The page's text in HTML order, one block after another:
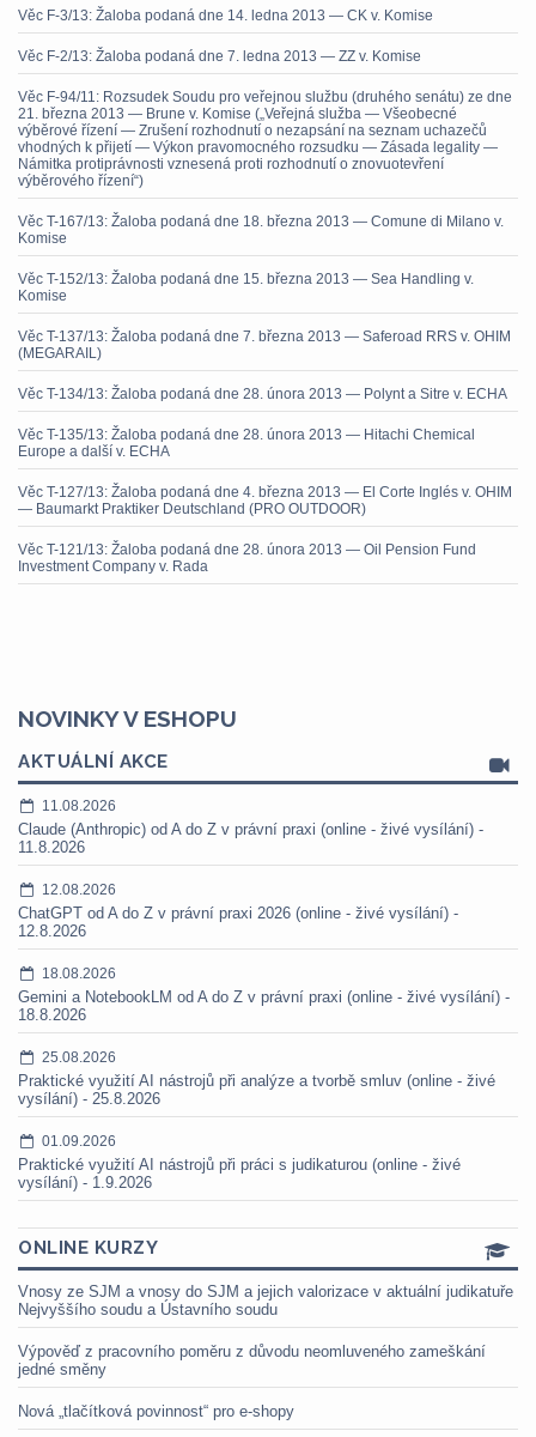
Věc F-3/13: Žaloba podaná dne 14. ledna 2013 — CK v. Komise
Věc F-2/13: Žaloba podaná dne 7. ledna 2013 — ZZ v. Komise
Věc F-94/11: Rozsudek Soudu pro veřejnou službu (druhého senátu) ze dne
21. března 2013 — Brune v. Komise („Veřejná služba — Všeobecné
výběrové řízení — Zrušení rozhodnutí o nezapsání na seznam uchazečů
vhodných k přijetí — Výkon pravomocného rozsudku — Zásada legality —
Námitka protiprávnosti vznesená proti rozhodnutí o znovuotevření
výběrového řízení“)
Věc T-167/13: Žaloba podaná dne 18. března 2013 — Comune di Milano v.
Komise
Věc T-152/13: Žaloba podaná dne 15. března 2013 — Sea Handling v.
Komise
Věc T-137/13: Žaloba podaná dne 7. března 2013 — Saferoad RRS v. OHIM
(MEGARAIL)
Věc T-134/13: Žaloba podaná dne 28. února 2013 — Polynt a Sitre v. ECHA
Věc T-135/13: Žaloba podaná dne 28. února 2013 — Hitachi Chemical
Europe a další v. ECHA
Věc T-127/13: Žaloba podaná dne 4. března 2013 — El Corte Inglés v. OHIM
— Baumarkt Praktiker Deutschland (PRO OUTDOOR)
Věc T-121/13: Žaloba podaná dne 28. února 2013 — Oil Pension Fund
Investment Company v. Rada
NOVINKY V ESHOPU
AKTUÁLNÍ AKCE
11.08.2026
Claude (Anthropic) od A do Z v právní praxi (online - živé vysílání) -
11.8.2026
12.08.2026
ChatGPT od A do Z v právní praxi 2026 (online - živé vysílání) -
12.8.2026
18.08.2026
Gemini a NotebookLM od A do Z v právní praxi (online - živé vysílání) -
18.8.2026
25.08.2026
Praktické využití AI nástrojů při analýze a tvorbě smluv (online - živé
vysílání) - 25.8.2026
01.09.2026
Praktické využití AI nástrojů při práci s judikaturou (online - živé
vysílání) - 1.9.2026
ONLINE KURZY
Vnosy ze SJM a vnosy do SJM a jejich valorizace v aktuální judikatuře
Nejvyššího soudu a Ústavního soudu
Výpověď z pracovního poměru z důvodu neomluveného zameškání
jedné směny
Nová „tlačítková povinnost“ pro e-shopy